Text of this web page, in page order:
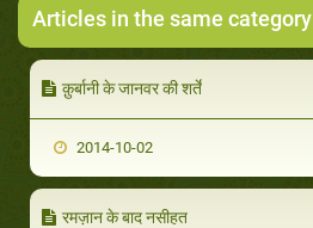
Articles in the same category
क़ुर्बानी के जानवर की शर्तें
2014-10-02
रमज़ान के बाद नसीहत